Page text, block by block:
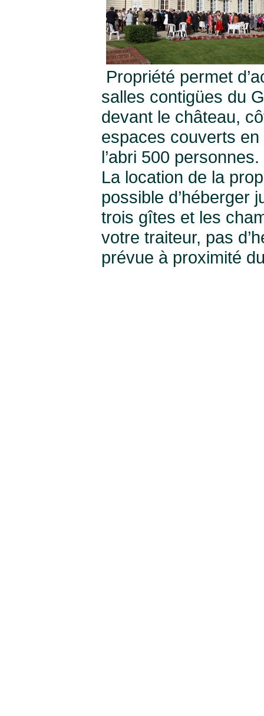
Propriété permet
salles contigües du
devant le château,
espaces couverts
l’abri 500 personnes.
La location de la
possible d’héberger
trois gîtes et les
votre traiteur, pas
prévue à proximité